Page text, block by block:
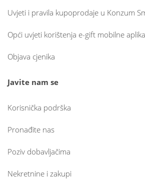
Uvjeti i pravila kupoprodaje u Konzum
Opći uvjeti korištenja e-gift mobilne
Objava cjenika
Javite nam se
Korisnička podrška
Pronađite nas
Poziv dobavljačima
Nekretnine i zakupi